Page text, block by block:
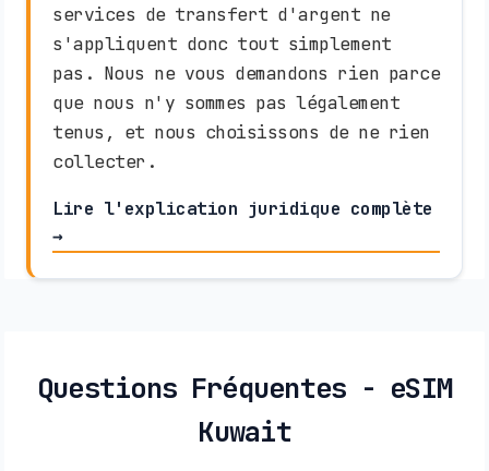
services de transfert d'argent ne
s'appliquent donc tout simplement
pas. Nous ne vous demandons rien parce
que nous n'y sommes pas légalement
tenus, et nous choisissons de ne rien
collecter.
Lire l'explication juridique complète
→
Questions Fréquentes - eSIM
Kuwait